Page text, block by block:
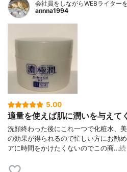
会社員をしながらWEBライター
annna1994
5.00
適量を使えば肌に潤いを与えて
洗顔終わった後にこれ一つで化粧水、
の効果が得られるので忙しい方にお勧
アに時間をかけたくないのでこの商…